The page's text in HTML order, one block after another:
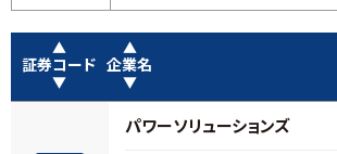
▲
証券コード
▼
▲
企業名
▼
パワーソリューションズ